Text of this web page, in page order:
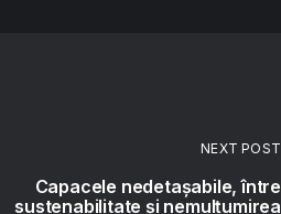
NEXT POST
Capacele nedetașabile, între
sustenabilitate și nemulțumirea